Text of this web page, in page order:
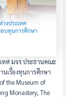
ทศ มจร ประธานคณะ
เรื่องทุนการศึกษา
the Museum of
Monastery, The